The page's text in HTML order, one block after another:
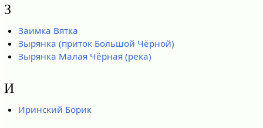
З
Заимка Вятка
Зырянка (приток Большой Чёрной)
Зырянка Малая Чёрная (река)
И
Иринский Борик